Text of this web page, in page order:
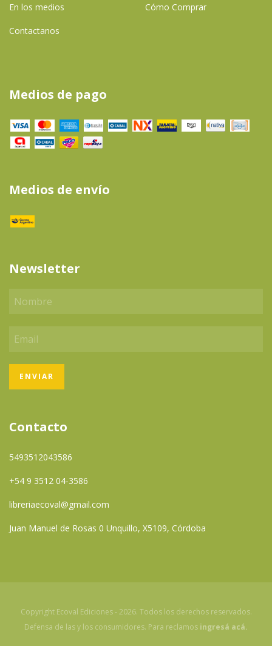
En los medios Cómo Comprar
Contactanos
Medios de pago
Medios de envío
Newsletter
Contacto
5493512043586
+54 9 3512 04-3586
libreriaecoval@gmail.com
Juan Manuel de Rosas 0 Unquillo, X5109, Córdoba
Copyright Ecoval Ediciones - 2026. Todos los derechos reservados.
Defensa de las y los consumidores. Para reclamos ingresá acá.